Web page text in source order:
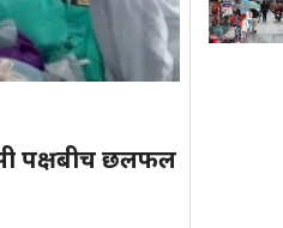
पक्षबीच छलफल